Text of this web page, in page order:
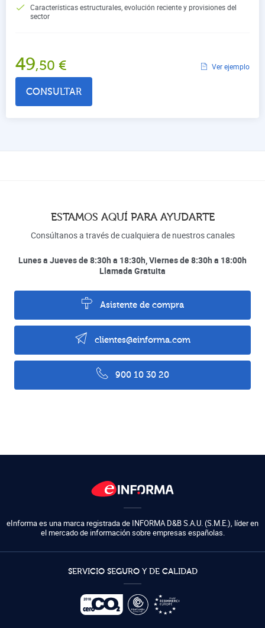
Características estructurales, evolución reciente y provisiones del
sector
49,50 € Ver ejemplo
CONSULTAR
ESTAMOS AQUÍ PARA AYUDARTE
Consúltanos a través de cualquiera de nuestros canales
Lunes a Jueves de 8:30h a 18:30h, Viernes de 8:30h a 18:00h
Llamada Gratuita
Asistente de compra
clientes@einforma.com
900 10 30 20
eInforma es una marca registrada de INFORMA D&B S.A.U. (S.M.E.), líder en
el mercado de información sobre empresas españolas.
SERVICIO SEGURO Y DE CALIDAD